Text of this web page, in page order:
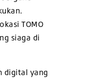
TOMO
siaga di
digital yang